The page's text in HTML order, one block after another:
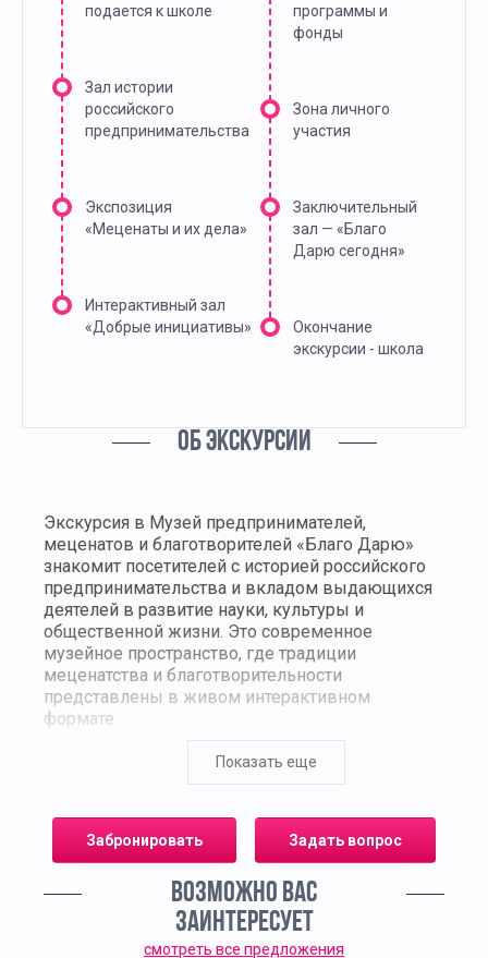
подается к школе
Зал истории
российского
предпринимательства
Экспозиция
«Меценаты и их дела»
Интерактивный зал
«Добрые инициативы»
программы и
фонды
Зона личного
участия
Заключительный
зал — «Благо
Дарю сегодня»
Окончание
экскурсии - школа
ОБ ЭКСКУРСИИ
Экскурсия в Музей предпринимателей,
меценатов и благотворителей «Благо Дарю»
знакомит посетителей с историей российского
предпринимательства и вкладом выдающихся
деятелей в развитие науки, культуры и
общественной жизни. Это современное
музейное пространство, где традиции
меценатства и благотворительности
представлены в живом интерактивном
формате.
Экспозиция музея объединяет документальные
веков, а также мультимедийные инсталляции,
позволяющие погрузиться в атмосферу эпохи.
Мамонтовых, Третьяковых, Рябушинских —
людях, чьи усилия сформировали культурное и
экономическое наследие России.
Показать еще
Забронировать Задать вопрос
ВОЗМОЖНО ВАС
ЗАИНТЕРЕСУЕТ
смотреть все предложения